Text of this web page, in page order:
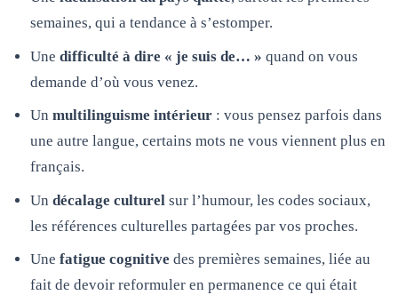
semaines, qui a tendance à s’estomper.
Une difficulté à dire « je suis de… » quand on vous
demande d’où vous venez.
Un multilinguisme intérieur: vous pensez parfois dans
une autre langue, certains mots ne vous viennent plus en
français.
Un décalage culturelsur l’humour, les codes sociaux,
les références culturelles partagées par vos proches.
Une fatigue cognitive des premières semaines, liée au
fait de devoir reformuler en permanence ce qui était